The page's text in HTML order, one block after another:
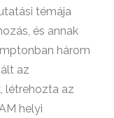
témája
és annak
három
az
létrehozta az
helyi